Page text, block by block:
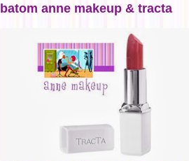
batom anne makeup & tracta